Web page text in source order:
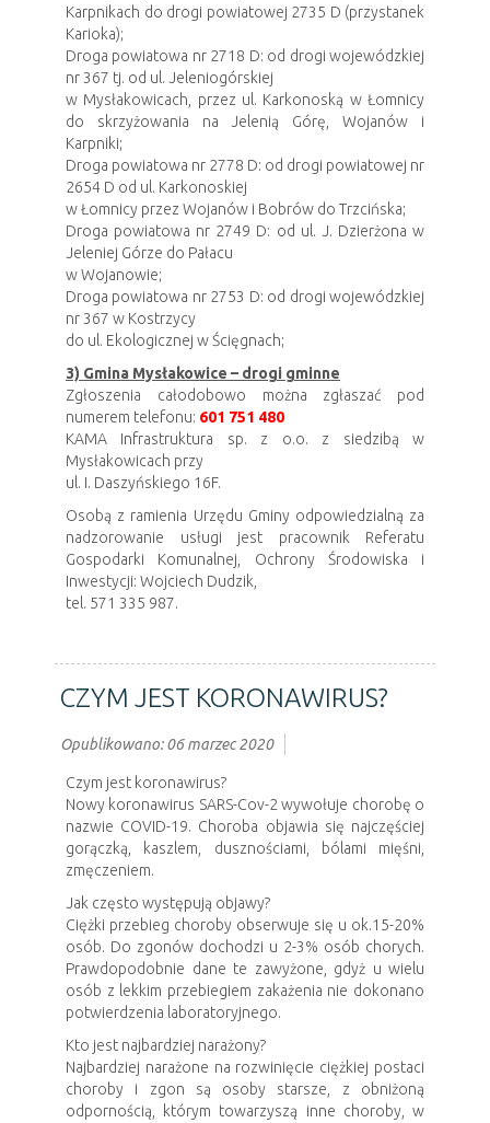
Karpnikach do drogi powiatowej 2735 D (przystanek
Karioka);
Droga powiatowa nr 2718 D: od drogi wojewódzkiej
nr 367 tj. od ul. Jeleniogórskiej
w Mysłakowicach, przez ul. Karkonoską w Łomnicy
do skrzyżowania na Jelenią Górę, Wojanów i
Karpniki;
Droga powiatowa nr 2778 D: od drogi powiatowej nr
2654 D od ul. Karkonoskiej
w Łomnicy przez Wojanów i Bobrów do Trzcińska;
Droga powiatowa nr 2749 D: od ul. J. Dzierżona w
Jeleniej Górze do Pałacu
w Wojanowie;
Droga powiatowa nr 2753 D: od drogi wojewódzkiej
nr 367 w Kostrzycy
do ul. Ekologicznej w Ścięgnach;
3) Gmina Mysłakowice – drogi gminne
Zgłoszenia całodobowo można zgłaszać pod
numerem telefonu: 601 751 480
KAMA Infrastruktura sp. z o.o. z siedzibą w
Mysłakowicach przy
ul. I. Daszyńskiego 16F.
Osobą z ramienia Urzędu Gminy odpowiedzialną za
nadzorowanie usługi jest pracownik Referatu
Gospodarki Komunalnej, Ochrony Środowiska i
Inwestycji: Wojciech Dudzik,
tel. 571 335 987.
CZYM JEST KORONAWIRUS?
Opublikowano: 06 marzec 2020
Czym jest koronawirus?
Nowy koronawirus SARS-Cov-2 wywołuje chorobę o
nazwie COVID-19. Choroba objawia się najczęściej
gorączką, kaszlem, dusznościami, bólami mięśni,
zmęczeniem.
Jak często występują objawy?
Ciężki przebieg choroby obserwuje się u ok.15-20%
osób. Do zgonów dochodzi u 2-3% osób chorych.
Prawdopodobnie dane te zawyżone, gdyż u wielu
osób z lekkim przebiegiem zakażenia nie dokonano
potwierdzenia laboratoryjnego.
Kto jest najbardziej narażony?
Najbardziej narażone na rozwinięcie ciężkiej postaci
choroby i zgon są osoby starsze, z obniżoną
odpornością, którym towarzyszą inne choroby, w